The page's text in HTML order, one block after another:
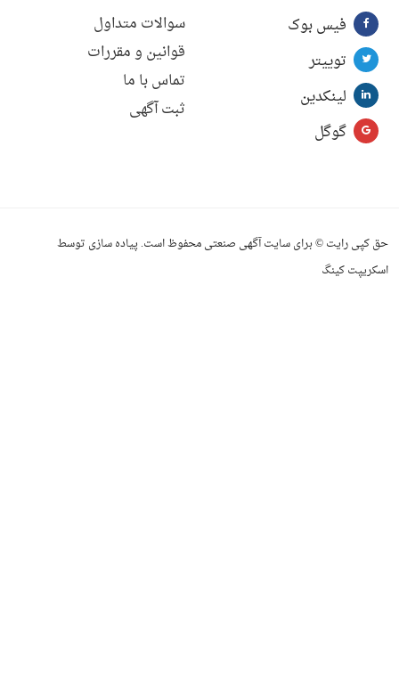
فیس بوک
توییتر
لینکدین
گوگل
سوالات متداول
قوانین و مقررات
تماس با ما
ثبت آگهی
حق کپی رایت © برای سایت آگهی صنعتی محفوظ است. پیاده سازی توسط
اسکریپت کینگ